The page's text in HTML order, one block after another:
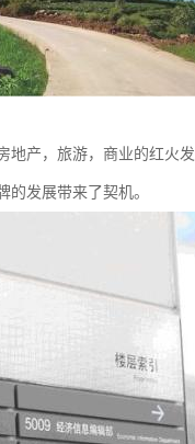
产，旅游，商业的红火
发展带来了契机。